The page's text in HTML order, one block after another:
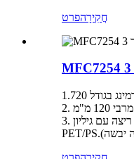
חֲקִירָהפרט
3. המהיר ביותר 50 מחזורים/דקה ריצה עם גיליון